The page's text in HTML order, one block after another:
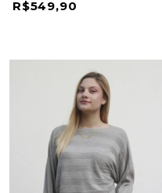
R$549,90